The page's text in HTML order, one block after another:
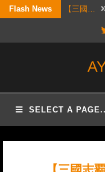
Skip
content
Flash News 【三國…
【三國…
SELECT A
【三國志